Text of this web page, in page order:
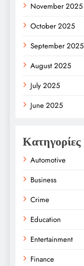
November 2025
October 2025
September 2025
August 2025
July 2025
June 2025
Κατηγορίες
Automotive
Business
Crime
Education
Entertainment
Finance